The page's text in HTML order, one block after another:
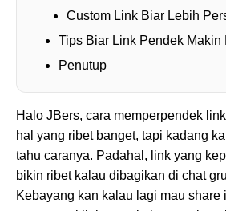
Custom Link Biar Lebih
Tips Biar Link Pendek Makin
Penutup
Halo JBers, cara memperpendek
hal yang ribet banget, tapi kadang
tahu caranya. Padahal, link yang
bikin ribet kalau dibagikan di chat
Kebayang kan kalau lagi mau share